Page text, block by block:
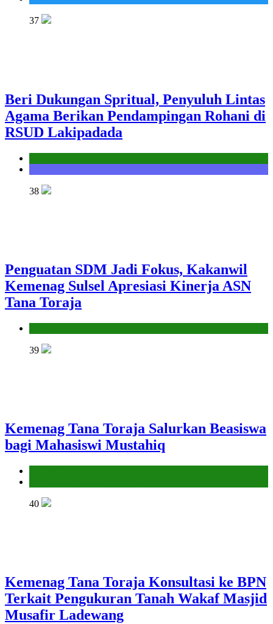
37
Beri Dukungan Spritual, Penyuluh Lintas
Agama Berikan Pendampingan Rohani di
RSUD Lakipadada
38
Penguatan SDM Jadi Fokus, Kakanwil
Kemenag Sulsel Apresiasi Kinerja ASN
Tana Toraja
39
Kemenag Tana Toraja Salurkan Beasiswa
bagi Mahasiswi Mustahiq
40
Kemenag Tana Toraja Konsultasi ke BPN
Terkait Pengukuran Tanah Wakaf Masjid
Musafir Ladewang